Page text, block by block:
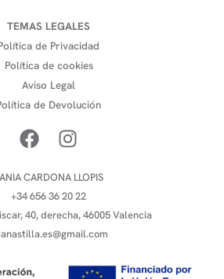
TEMAS LEGALES
de Privacidad
Política de cookies
Aviso Legal
de Devolución
CARDONA LLOPIS
+34 656 36 20 22
40, derecha, 46005 Valencia